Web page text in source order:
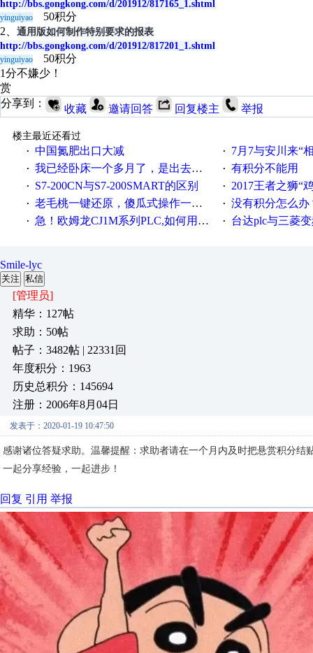
http://bbs.gongkong.com/d/201912/817165_1.shtml
yinguiyao
50积分
2、 通用版如何制作特别要求的报表
http://bbs.gongkong.com/d/201912/817201_1.shtml
yinguiyao
50积分
1分不嫌少！
赏
分享到：
收藏 邀请回答 回复楼主 举报
楼主最近还看过
· 中国氮肥出口大减 · 7月7与安川来“
· 我已经卧床一个多月了，是出去安装机械手在高速遭遇车祸所致:大家工作都要特别注意啊 · 有积分不能用
· S7-200CN与S7-200SMART的区别 · 2017王者之狮“鸡”情签到
· 老毛桃一键还原，傻瓜式操作一键轻松备份还原；程序为向导式安装，一键即可实现自动备份或还原系统。 · 没有积分怎么办
· 急！欧姆龙CJ1M系列PLC,如何用时间控制变频器。要求时间在组态王中可以自由输入！拜托各位大神了！ · 台达plc与三菱
Smile-lyc
关注 私信
[管理员]
精华：127帖
求助：50帖
帖子：3482帖 | 22331回
年度积分：1963
历史总积分：145694
注册：2006年8月04日
发表于：2020-01-19 10:47:50
感谢诸位答疑求助。温馨提醒：求助者请在一个月内及时把悬赏积分
一起分享经验，一起进步！
回复 引用 举报